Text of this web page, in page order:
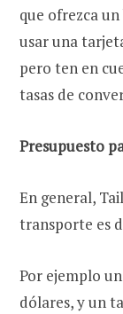
que ofrezca
usar una
pero ten en
tasas de
Presupuesto
En general,
transporte es
Por ejemplo
dólares, y un